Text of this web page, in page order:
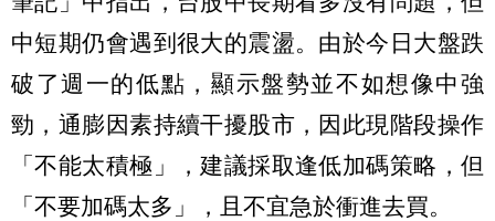
中短期仍會遇到很大的震盪。由於今日大盤跌
破了週一的低點，顯示盤勢並不如想像中強
勁，通膨因素持續干擾股市，因此現階段操作
「不能太積極」，建議採取逢低加碼策略，但
「不要加碼太多」，且不宜急於衝進去買。